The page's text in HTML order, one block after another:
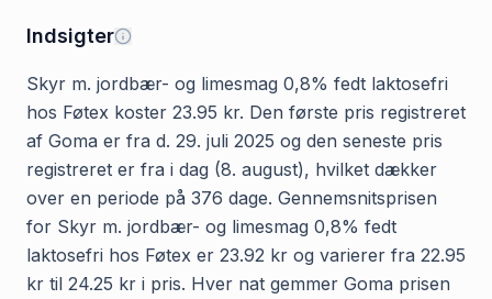
Indsigter
Skyr m. jordbær- og limesmag 0,8% fedt laktosefri
hos Føtex koster 23.95 kr. Den første pris registreret
af Goma er fra d. 29. juli 2025 og den seneste pris
registreret er fra i dag (8. august), hvilket dækker
over en periode på 376 dage. Gennemsnitsprisen
for Skyr m. jordbær- og limesmag 0,8% fedt
laktosefri hos Føtex er 23.92 kr og varierer fra 22.95
kr til 24.25 kr i pris. Hver nat gemmer Goma prisen